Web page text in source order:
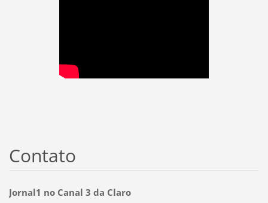
Contato
Jornal1 no Canal 3 da Claro